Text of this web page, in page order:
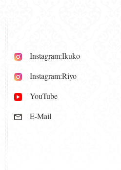
Instagram:Ikuko
Instagram:Riyo
YouTube
E-Mail